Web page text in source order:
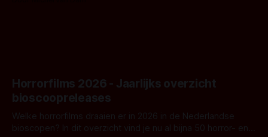
Horrorfilms 2026 - Jaarlijks overzicht
bioscoopreleases
Welke horrorfilms draaien er in 2026 in de Nederlandse
bioscopen? In dit overzicht vind je nu al bijna 50 horror- en